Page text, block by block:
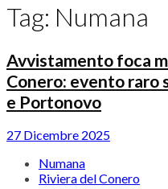
Tag: Numana
Avvistamento foca
Conero: evento raro
e Portonovo
27 Dicembre 2025
Numana
Riviera del Conero